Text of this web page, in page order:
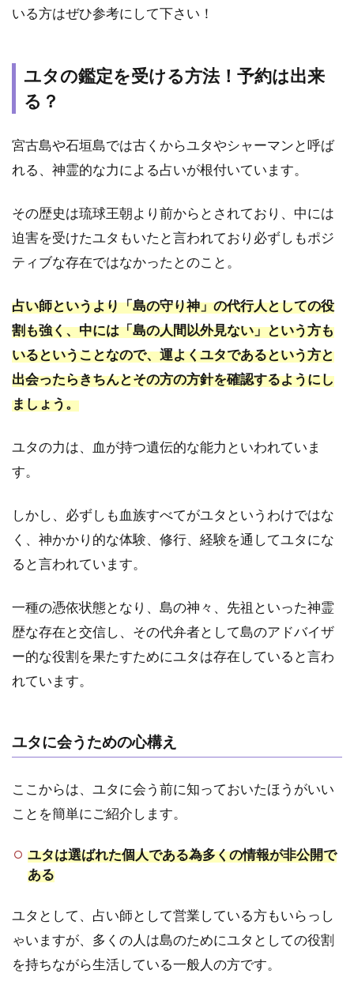
定を
法！
予約
は出
1.2
１．
島｜
上地
一美
(うえ
ずみ)
1.3
宮古
島｜
RICA
３．
子
４．
島｜
栄介
1.6
5．
石垣島｜
Astral
Voyage〜
まだ
まだ
る！
宮古
島や
島で
会え
るユ
タ
いる方はぜひ参考にして下さい！
ユタの鑑定を受ける方法！予約は出来
る？
宮古島や石垣島では古くからユタやシャーマンと呼ば
れる、神霊的な力による占いが根付いています。
その歴史は琉球王朝より前からとされており、中には
迫害を受けたユタもいたと言われており必ずしもポジ
ティブな存在ではなかったとのこと。
占い師というより「島の守り神」の代行人としての役
割も強く、中には「島の人間以外見ない」という方も
いるということなので、運よくユタであるという方と
出会ったらきちんとその方の方針を確認するようにし
ましょう。
ユタの力は、血が持つ遺伝的な能力といわれていま
す。
しかし、必ずしも血族すべてがユタというわけではな
く、神かかり的な体験、修行、経験を通してユタにな
ると言われています。
一種の憑依状態となり、島の神々、先祖といった神霊
歴な存在と交信し、その代弁者として島のアドバイザ
ー的な役割を果たすためにユタは存在していると言わ
れています。
ユタに会うための心構え
ここからは、ユタに会う前に知っておいたほうがいい
ことを簡単にご紹介します。
ユタは選ばれた個人である為多くの情報が非公開で
ある
ユタとして、占い師として営業している方もいらっし
ゃいますが、多くの人は島のためにユタとしての役割
を持ちながら生活している一般人の方です。